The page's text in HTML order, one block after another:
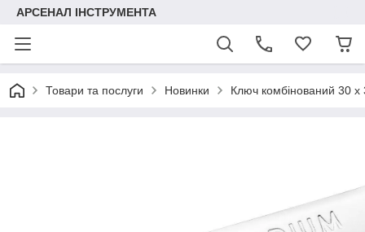
АРСЕНАЛ ІНСТРУМЕНТА
Товари та послуги Новинки Ключ комбінований 30